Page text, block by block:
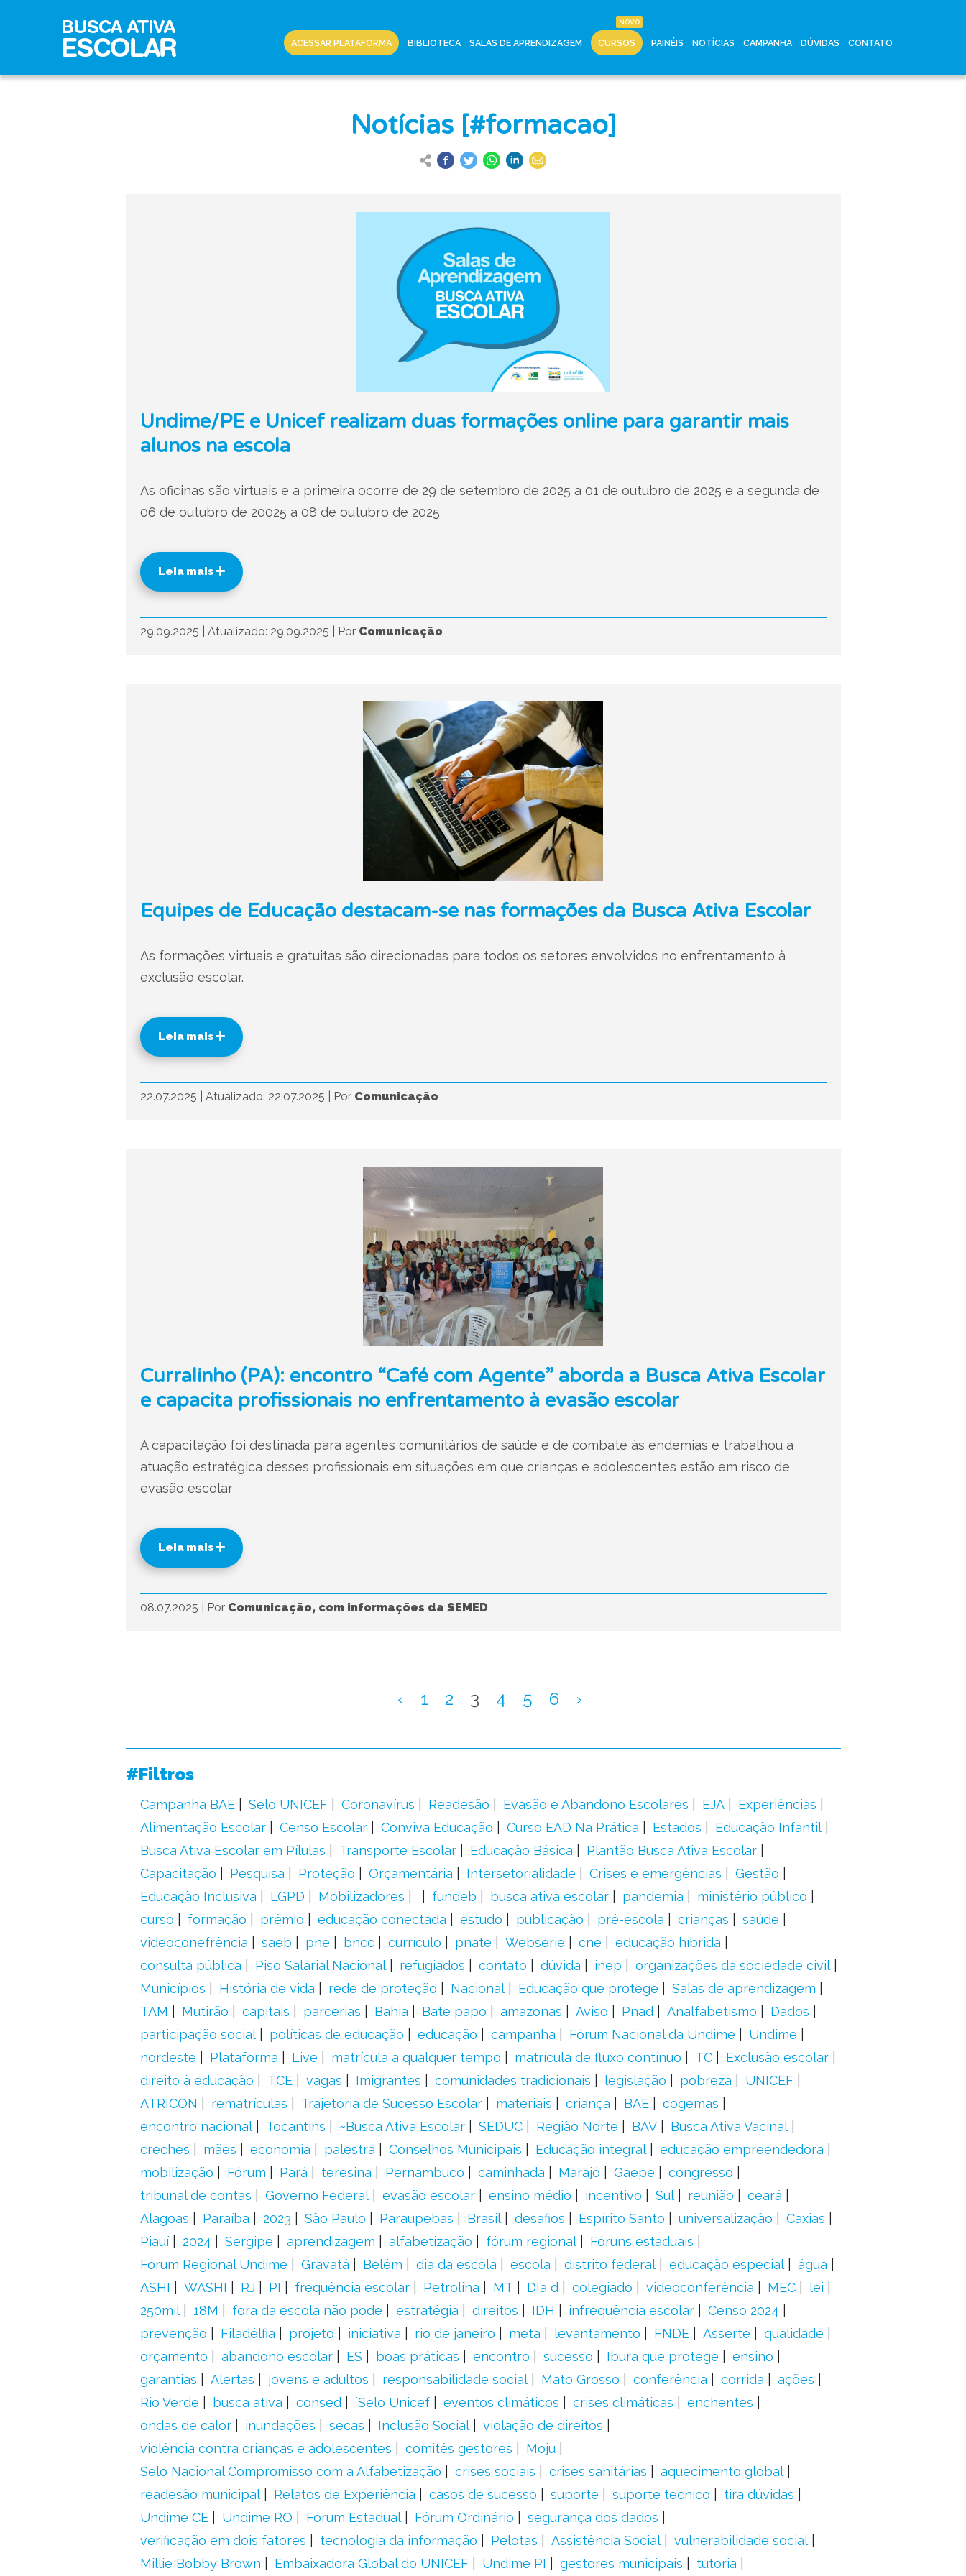
ACESSAR PLATAFORMA BIBLIOTECA SALAS DE APRENDIZAGEM CURSOS PAINÉIS NOTÍCIAS CAMPANHA DÚVIDAS CONTATO
Notícias [#formacao]
Undime/PE e Unicef realizam duas formações online para garantir mais
alunos na escola
As oficinas são virtuais e a primeira ocorre de 29 de setembro de 2025 a 01 de outubro de 2025 e a segunda de
06 de outubro de 20025 a 08 de outubro de 2025
Leia mais
29.09.2025 Atualizado: 29.09.2025 Por Comunicação
Equipes de Educação destacam-se nas formações da Busca Ativa Escolar
As formações virtuais e gratuitas são direcionadas para todos os setores envolvidos no enfrentamento à
exclusão escolar.
Leia mais
22.07.2025 Atualizado: 22.07.2025 Por Comunicação
Curralinho (PA): encontro “Café com Agente” aborda a Busca Ativa Escolar
e capacita profissionais no enfrentamento à evasão escolar
A capacitação foi destinada para agentes comunitários de saúde e de combate às endemias e trabalhou a
atuação estratégica desses profissionais em situações em que crianças e adolescentes estão em risco de
evasão escolar
Leia mais
08.07.2025 Por Comunicação, com informações da SEMED
‹ 1 2 3 4 5 6 ›
#Filtros
Campanha BAE Selo UNICEF Coronavírus Readesão Evasão e Abandono Escolares EJA
Experiências
Alimentação Escolar
Censo Escolar Conviva Educação Curso EAD Na Prática Estados
Educação Infantil
Busca Ativa Escolar em Pílulas
Transporte Escolar Educação Básica
Plantão Busca Ativa Escolar
Capacitação
Pesquisa Proteção Orçamentária Intersetorialidade Crises e emergências
Gestão
Educação Inclusiva
LGPD Mobilizadores fundeb busca ativa escolar pandemia
ministério público
curso
formação prêmio educação conectada estudo publicação pré-escola crianças
saúde
videoconefrência
saeb pne bncc currículo pnate Websérie cne
educação híbrida
consulta pública
Piso Salarial Nacional refugiados contato dúvida inep
organizações da sociedade civil
Municípios
História de vida rede de proteção Nacional Educação que protege
Salas de aprendizagem
TAM
Mutirão capitais parcerias Bahia Bate papo amazonas Aviso Pnad Analfabetismo
Dados
participação social
políticas de educação educação campanha Fórum Nacional da Undime
Undime
nordeste
Plataforma Live matrícula a qualquer tempo matrícula de fluxo contínuo TC
Exclusão escolar
direito à educação
TCE vagas Imigrantes comunidades tradicionais legislação pobreza
UNICEF
ATRICON
rematrículas Trajetória de Sucesso Escolar materiais criança BAE
cogemas
encontro nacional
Tocantins ~Busca Ativa Escolar SEDUC Região Norte BAV
Busca Ativa Vacinal
creches
mães economia palestra Conselhos Municipais Educação integral
educação empreendedora
mobilização
Fórum Pará teresina Pernambuco caminhada Marajó Gaepe
congresso
tribunal de contas
Governo Federal evasão escolar ensino médio incentivo Sul reunião
ceará
Alagoas
Paraíba 2023 São Paulo Paraupebas Brasil desafios Espírito Santo universalização
Caxias
Piauí
2024 Sergipe aprendizagem alfabetização fórum regional
Fóruns estaduais
Fórum Regional Undime
Gravatá Belém dia da escola escola distrito federal educação especial
água
ASHI
WASHI RJ PI frequência escolar Petrolina MT DIa d colegiado videoconferência MEC
lei
250mil
18M fora da escola não pode estratégia direitos IDH infrequência escolar
Censo 2024
prevenção
Filadélfia projeto iniciativa rio de janeiro meta levantamento FNDE Asserte
qualidade
orçamento
abandono escolar ES boas práticas encontro sucesso Ibura que protege
ensino
garantias
Alertas jovens e adultos responsabilidade social Mato Grosso conferência corrida
ações
Rio Verde
busca ativa consed ´Selo Unicef eventos climáticos crises climáticas
enchentes
ondas de calor
inundações secas Inclusão Social
violação de direitos
violência contra crianças e adolescentes
comitês gestores
Moju
Selo Nacional Compromisso com a Alfabetização
crises sociais crises sanitárias
aquecimento global
readesão municipal
Relatos de Experiência casos de sucesso suporte suporte tecnico
tira dúvidas
Undime CE
Undime RO Fórum Estadual Fórum Ordinário
segurança dos dados
verificação em dois fatores
tecnologia da informação Pelotas Assistência Social
vulnerabilidade social
Millie Bobby Brown
Embaixadora Global do UNICEF Undime PI gestores municipais tutoria